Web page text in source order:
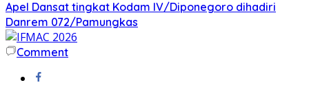
Apel Dansat tingkat Kodam lV/Diponegoro dihadiri
Danrem 072/Pamungkas
Comment